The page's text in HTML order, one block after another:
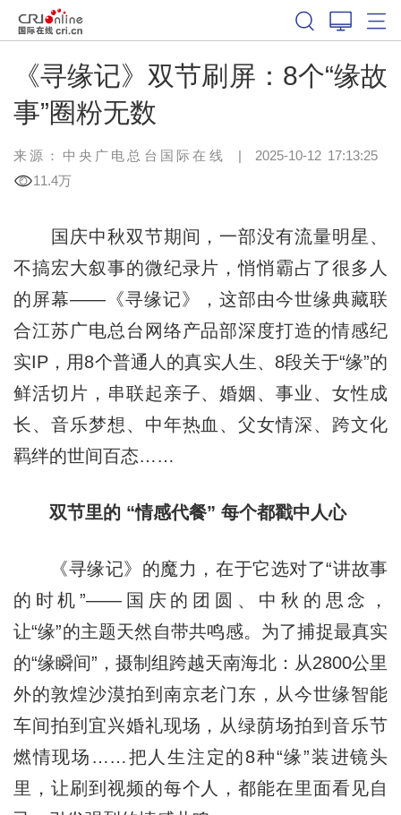
《寻缘记》双节刷屏：8个“缘故
事”圈粉无数
来源：中央广电总台国际在线 | 2025-10-12 17:13:25
11.4万
国庆中秋双节期间，一部没有流量明星、
不搞宏大叙事的微纪录片，悄悄霸占了很多人
的屏幕——《寻缘记》，这部由今世缘典藏联
合江苏广电总台网络产品部深度打造的情感纪
实IP，用8个普通人的真实人生、8段关于“缘”的
鲜活切片，串联起亲子、婚姻、事业、女性成
长、音乐梦想、中年热血、父女情深、跨文化
羁绊的世间百态……
双节里的 “情感代餐” 每个都戳中人心
《寻缘记》的魔力，在于它选对了“讲故事
的时机”——国庆的团圆、中秋的思念，
让“缘”的主题天然自带共鸣感。为了捕捉最真实
的“缘瞬间”，摄制组跨越天南海北：从2800公里
外的敦煌沙漠拍到南京老门东，从今世缘智能
车间拍到宜兴婚礼现场，从绿荫场拍到音乐节
燃情现场……把人生注定的8种“缘”装进镜头
里，让刷到视频的每个人，都能在里面看见自